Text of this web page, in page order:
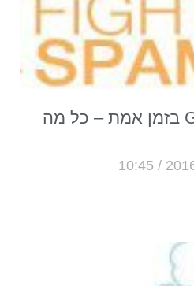
Google penguin 4.0 בזמן אמת – כל מה